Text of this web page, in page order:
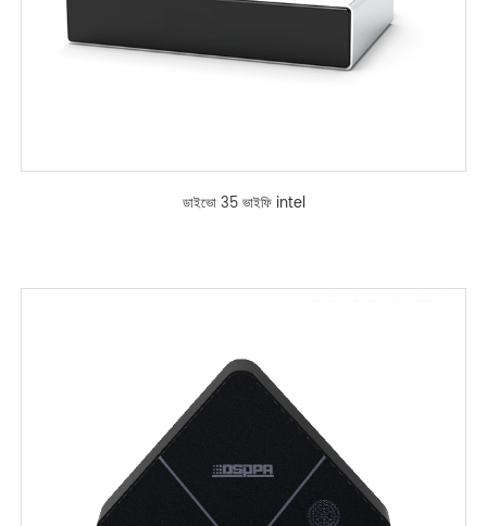
ডাইভো 35 ভাইফি intel